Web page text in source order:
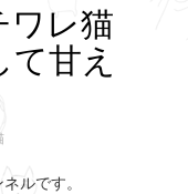
ワレ猫
甘え
ルです。